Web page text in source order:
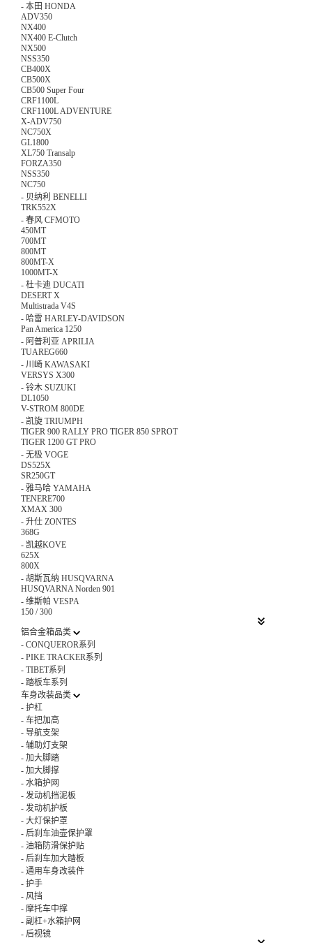
- 本田 HONDA
ADV350
NX400
NX400 E-Clutch
NX500
NSS350
CB400X
CB500X
CB500 Super Four
CRF1100L
CRF1100L ADVENTURE
X-ADV750
NC750X
GL1800
XL750 Transalp
FORZA350
NSS350
NC750
- 贝纳利 BENELLI
TRK552X
- 春风 CFMOTO
450MT
700MT
800MT
800MT-X
1000MT-X
- 杜卡迪 DUCATI
DESERT X
Multistrada V4S
- 哈雷 HARLEY-DAVIDSON
Pan America 1250
- 阿普利亚 APRILIA
TUAREG660
- 川崎 KAWASAKI
VERSYS X300
- 铃木 SUZUKI
DL1050
V-STROM 800DE
- 凯旋 TRIUMPH
TIGER 900 RALLY PRO TIGER 850 SPROT
TIGER 1200 GT PRO
- 无极 VOGE
DS525X
SR250GT
- 雅马哈 YAMAHA
TENERE700
XMAX 300
- 升仕 ZONTES
368G
- 凯越KOVE
625X
800X
- 胡斯瓦纳 HUSQVARNA
HUSQVARNA Norden 901
- 维斯帕 VESPA
150 / 300
铝合金箱品类
- CONQUEROR系列
- PIKE TRACKER系列
- TIBET系列
- 踏板车系列
车身改装品类
- 护杠
- 车把加高
- 导航支架
- 辅助灯支架
- 加大脚踏
- 加大脚撑
- 水箱护网
- 发动机挡泥板
- 发动机护板
- 大灯保护罩
- 后刹车油壶保护罩
- 油箱防滑保护贴
- 后刹车加大踏板
- 通用车身改装件
- 护手
- 风挡
- 摩托车中撑
- 副杠+水箱护网
- 后视镜